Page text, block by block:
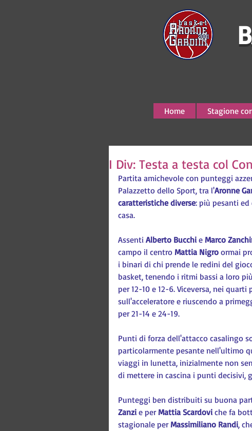
Home Stagione
I Div: Testa a testa col
Partita amichevole con punteggi
Palazzetto dello Sport, tra l'Aronne
caratteristiche diverse: più pesanti
casa.
Assenti Alberto Bucchi e Marco
campo il centro Mattia Nigro ormai
i binari di chi prende le redini del
basket, tenendo i ritmi bassi a loro
per 12-10 e 12-6. Viceversa, nei
sull'acceleratore e riuscendo a
per 21-14 e 24-19.
Punti di forza dell'attacco casalingo
particolarmente pesante nell'ultimo
viaggi in lunetta, inizialmente non
di mettere in cascina i punti decisivi,
Punteggi ben distribuiti su buona
Zanzi e per Mattia Scardovi che fa
stagionale per Massimiliano Randi,